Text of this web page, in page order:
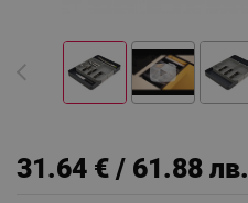
31.64 € / 61.88 лв.